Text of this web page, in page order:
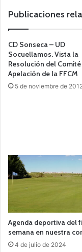
Publicaciones
CD Sonseca – UD
Socuellamos. Vista la
Resolución del
Apelación de la FFCM
5 de noviembre de
Agenda deportiva del
semana en nuestra
4 de julio de 2024